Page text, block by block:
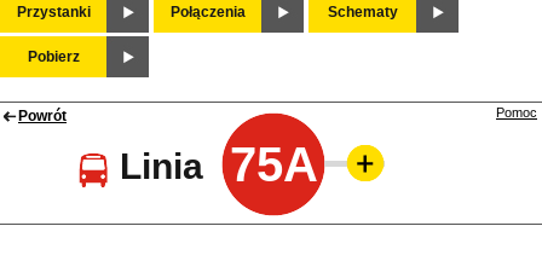
Przystanki Połączenia Schematy
Pobierz
Powrót
Linia 75A
Pomoc